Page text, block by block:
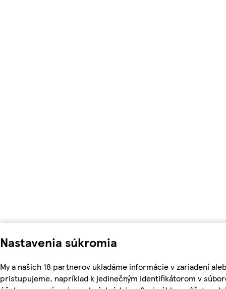
Nastavenia súkromia
My a našich 18 partnerov ukladáme informácie v zariadení
pristupujeme, napríklad k jedinečným identifikátorom v